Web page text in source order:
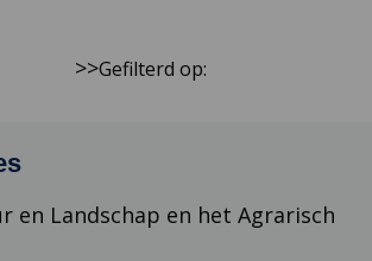
>>Gefilterd op:
en Landschap en het Agrarisch